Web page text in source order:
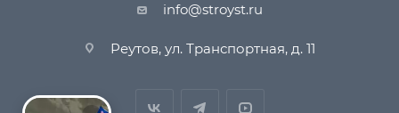
info@stroyst.ru
Реутов, ул. Транспортная, д. 11